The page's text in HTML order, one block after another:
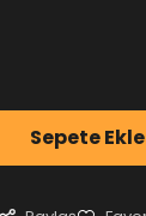
Sepete Ekle